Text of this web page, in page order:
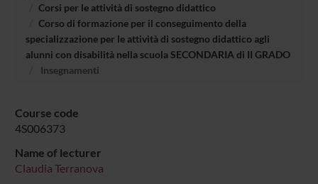
Corsi per le attività di sostegno didattico
Corso di formazione per il conseguimento della
specializzazione per le attività di sostegno didattico agli
alunni con disabilità nella scuola SECONDARIA di II GRADO
Insegnamenti
Course code
4S006373
Name of lecturer
Claudia Terranova